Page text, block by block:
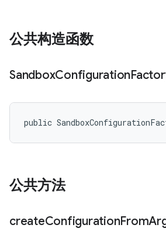
公共构造函数
SandboxConfiguration
public
公共方法
createConfigurationFrom